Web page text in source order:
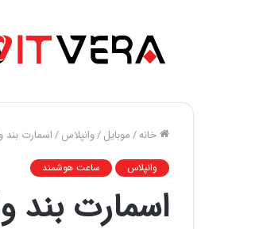
خانه/موبایل/وانپلاس/اسمارت بند وان‌ پلاس،
وانپلاس ساعت هوشمند